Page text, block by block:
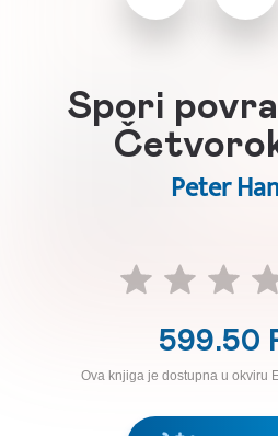
Spori
Peter
599.50
Ova knjiga je dostupna u okviru